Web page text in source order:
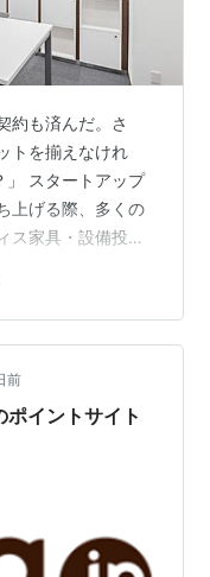
約も済んだ。さ
トを揃えなけれ
スタートアップ
上げる際、多くの
ス家具・設備投資
ようという矢先
に多額のキャッシ
常に痛手ですよ
を立ち上げた際、
を購入し、100万円
験があ…
前
ポイントサイト